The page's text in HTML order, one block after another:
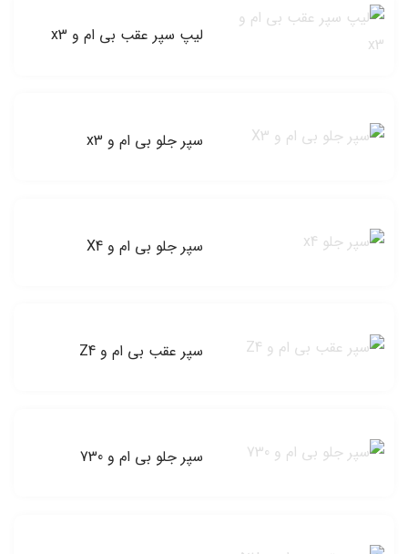
لیپ سپر عقب بی ام و x3
سپر جلو بی ام و x3
سپر جلو بی ام و X4
سپر عقب بی ام و Z4
سپر جلو بی ام و 730